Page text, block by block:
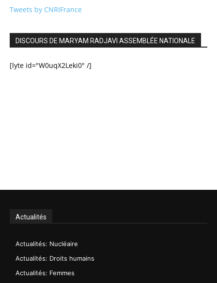
Tweets by CNRIFrance
DISCOURS DE MARYAM RADJAVI ASSEMBLÉE NATIONALE
[lyte id="W0uqX2Leki0" /]
Actualités
Actualités: Nucléaire
Actualités: Droits humains
Actualités: Femmes